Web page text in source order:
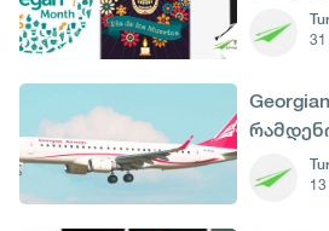
ჯაზი -
აუქმებს